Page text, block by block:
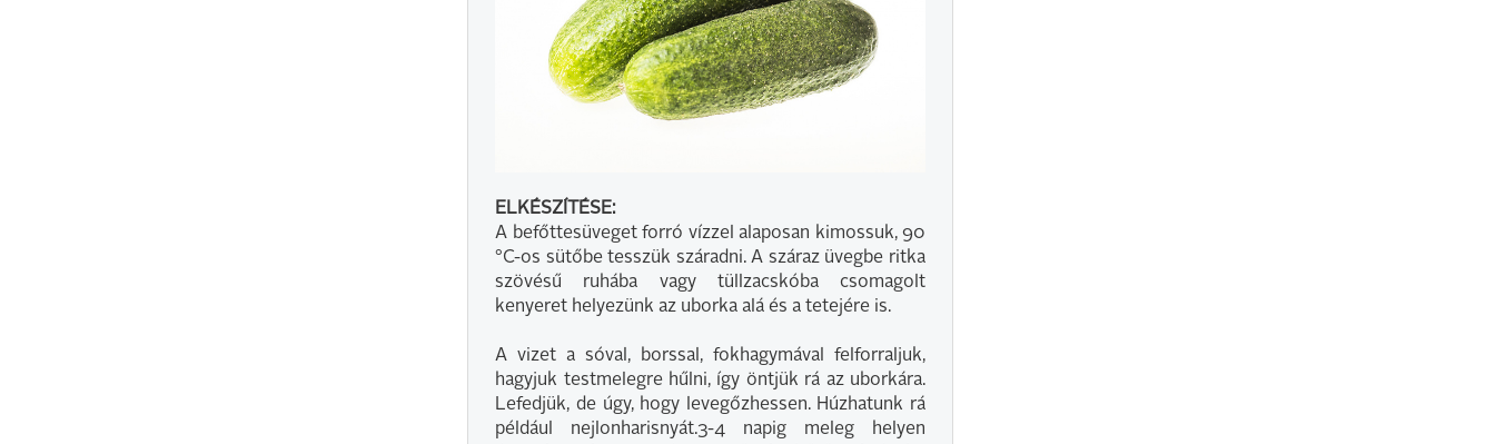
ELKÉSZÍTÉSE:
A befőttesüveget forró vízzel alaposan kimossuk, 90
°C-os sütőbe tesszük száradni. A száraz üvegbe ritka
szövésű ruhába vagy tüllzacskóba csomagolt
kenyeret helyezünk az uborka alá és a tetejére is.
A vizet a sóval, borssal, fokhagymával felforraljuk,
hagyjuk testmelegre hűlni, így öntjük rá az uborkára.
Lefedjük, de úgy, hogy levegőzhessen. Húzhatunk rá
például nejlonharisnyát.3-4 napig meleg helyen